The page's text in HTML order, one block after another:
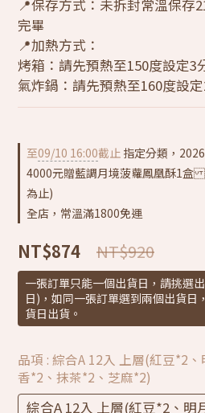
📍保存方式：未拆封常溫保存
完畢
📍加熱方式：
烤箱：請先預熱至150度設定3
氣炸鍋：請先預熱至160度設
至09/10 16:00截止 指定分類，
4000元贈藍調月境菠蘿鳳凰酥1
為止)
全店，常溫滿1800免運
NT$920
NT$874
一張訂單只能一個出貨日，請挑選
日)，如同一張訂單選到兩個出貨日
貨日出貨。
品項 : 綜合A 12入 上層(紅豆*2
香*2、抹茶*2、芝麻*2)
綜合A 12入 上層(紅豆*2、明